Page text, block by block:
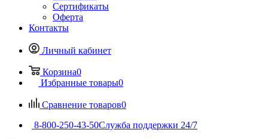
Сертификаты
Оферта
Контакты
Личный кабинет
Корзина0
Избранные товары0
Сравнение товаров0
8-800-250-43-50Служба поддержки 24/7